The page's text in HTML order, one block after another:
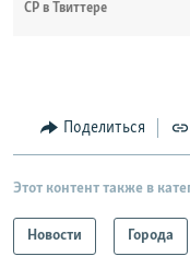
СР в Твиттере
Поделиться
Этот контент также в
Новости Города